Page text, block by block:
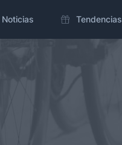
Noticias Tendencias